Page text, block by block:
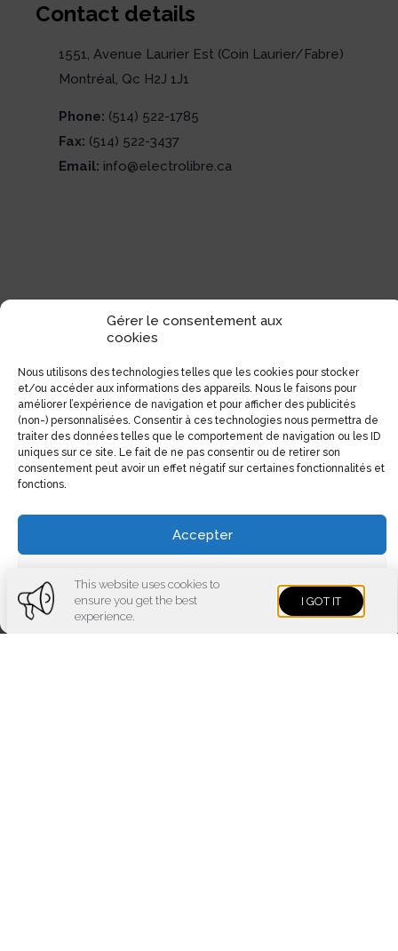
Gérer le consentement aux
cookies
Nous utilisons des technologies telles que les cookies pour stocker
et/ou accéder aux informations des appareils. Nous le faisons pour
améliorer l’expérience de navigation et pour afficher des publicités
(non-) personnalisées. Consentir à ces technologies nous permettra de
traiter des données telles que le comportement de navigation ou les ID
uniques sur ce site. Le fait de ne pas consentir ou de retirer son
consentement peut avoir un effet négatif sur certaines fonctionnalités et
fonctions.
Accepter
Cookies policy Imprint
Contact details
1551, Avenue Laurier Est (Coin Laurier/Fabre)
Montréal, Qc H2J 1J1
Phone: (514) 522-1785
Fax: (514) 522-3437
Email: info@electrolibre.ca
This website uses cookies to
ensure you get the best
experience.
I GOT IT